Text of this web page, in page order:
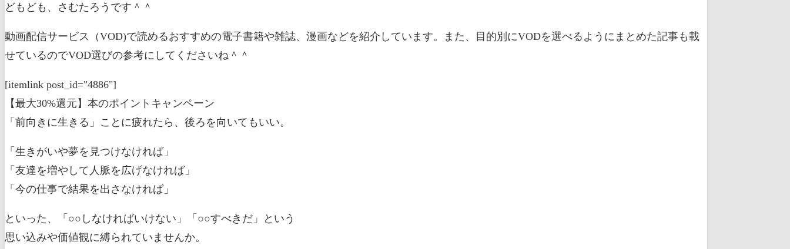
どもども、さむたろうです＾＾
動画配信サービス（VOD)で読めるおすすめの電子書籍や雑誌、漫画などを紹介しています。また、目的別にVODを選べるようにまとめた記事も載
せているのでVOD選びの参考にしてくださいね＾＾
[itemlink post_id="4886"]
【最大30%還元】本のポイントキャンペーン
「前向きに生きる」ことに疲れたら、後ろを向いてもいい。
「生きがいや夢を見つけなければ」
「友達を増やして人脈を広げなければ」
「今の仕事で結果を出さなければ」
といった、「○○しなければいけない」「○○すべきだ」という
思い込みや価値観に縛られていませんか。